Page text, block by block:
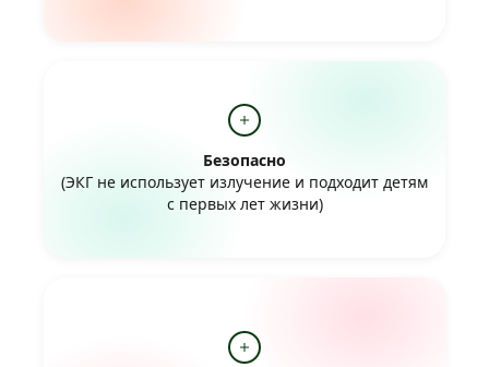
Безопасно
(ЭКГ не использует излучение и подходит детям
с первых лет жизни)